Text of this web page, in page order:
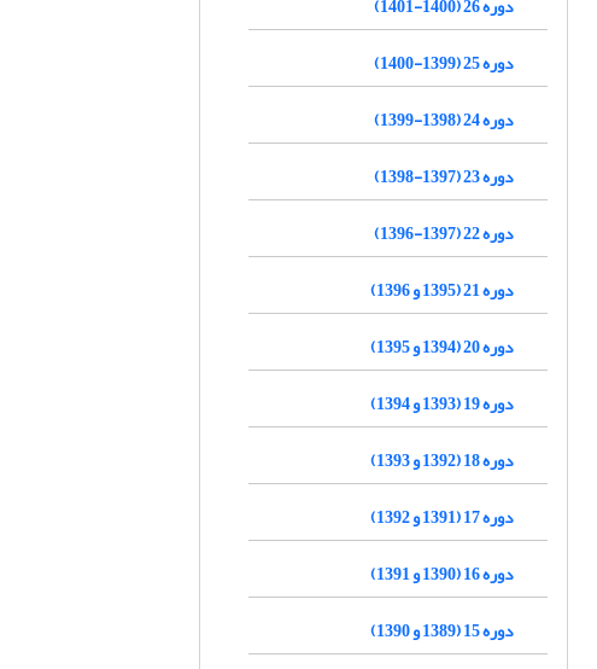
دوره 25 (1399-1400)
دوره 24 (1398-1399)
دوره 23 (1397-1398)
دوره 22 (1397-1396)
دوره 21 (1395 و 1396)
دوره 20 (1394 و 1395)
دوره 19 (1393 و 1394)
دوره 18 (1392 و 1393)
دوره 17 (1391 و 1392)
دوره 16 (1390 و 1391)
دوره 15 (1389 و 1390)